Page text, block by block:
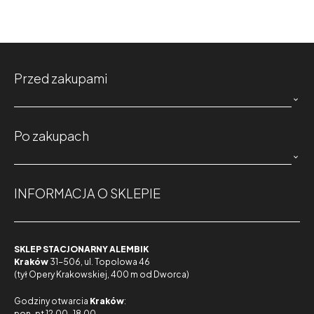
Przed zakupami

Po zakupach

INFORMACJA O SKLEPIE
SKLEP STACJONARNY ALEMBIK
Kraków 31-506, ul. Topolowa 46
(tył Opery Krakowskiej, 400 m od Dworca)
Godziny otwarcia Kraków: